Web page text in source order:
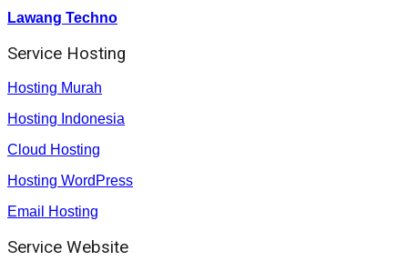
Lawang Techno
Service Hosting
Hosting Murah
Hosting Indonesia
Cloud Hosting
Hosting WordPress
Email Hosting
Service Website